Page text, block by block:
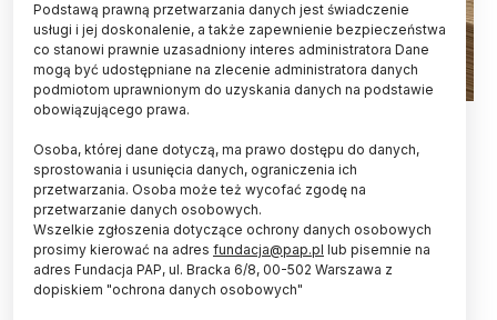
Fot. Fotolia
Okolice dzisiejszego wzgórza zamkowego w
Bielsku-Białej były zamieszkałe już w XIII w., czyli
ok. stu lat wcześniej niż sądzono – poinformowali
we wtorek archeolodzy z bielskiego Muzeum
Historycznego Bożena i Bogusław Chorążowie.
Podstawą prawną przetwarzania danych jest świadczenie
usługi i jej doskonalenie, a także zapewnienie bezpieczeństwa
co stanowi prawnie uzasadniony interes administratora Dane
mogą być udostępniane na zlecenie administratora danych
podmiotom uprawnionym do uzyskania danych na podstawie
obowiązującego prawa.
Osoba, której dane dotyczą, ma prawo dostępu do danych,
sprostowania i usunięcia danych, ograniczenia ich
przetwarzania. Osoba może też wycofać zgodę na
przetwarzanie danych osobowych.
Wszelkie zgłoszenia dotyczące ochrony danych osobowych
prosimy kierować na adres fundacja@pap.pl lub pisemnie na
adres Fundacja PAP, ul. Bracka 6/8, 00-502 Warszawa z
dopiskiem "ochrona danych osobowych"